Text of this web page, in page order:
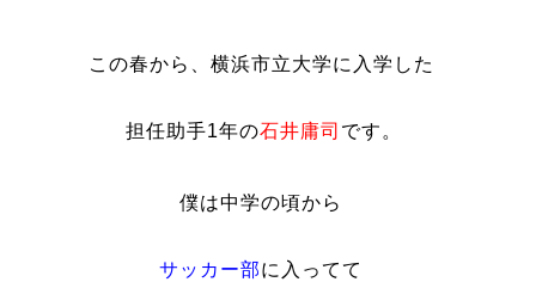
この春から、横浜市立大学に入学した
担任助手1年の石井庸司 です。
僕は中学の頃から
サッカー部に入ってて